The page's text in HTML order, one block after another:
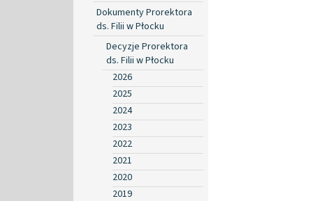
Dokumenty Prorektora
ds. Filii w Płocku
Decyzje Prorektora
ds. Filii w Płocku
2026
2025
2024
2023
2022
2021
2020
2019